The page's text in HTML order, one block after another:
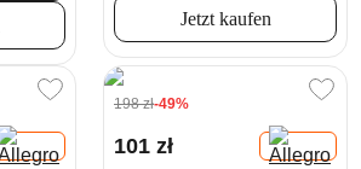
Jetzt kaufen
198 zł-49%
101 zł